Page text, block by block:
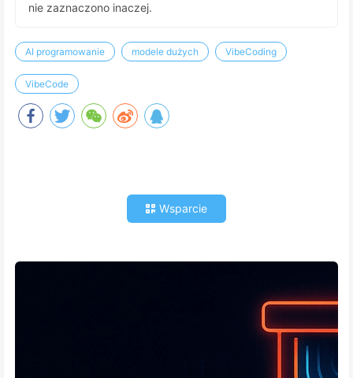
nie zaznaczono inaczej.
AI programowanie modele dużych VibeCoding
VibeCode
Wsparcie